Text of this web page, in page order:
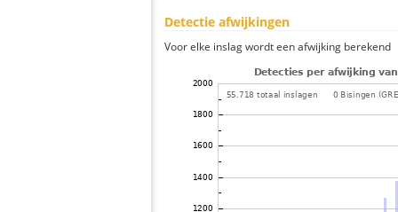
Detectie afwijkingen
Voor elke inslag wordt een afwijking berekend